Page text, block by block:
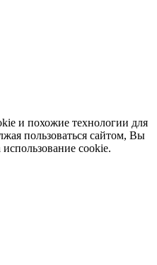
и похожие технологии для
пользоваться сайтом, Вы
использование cookie.